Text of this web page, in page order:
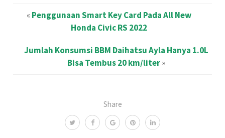
Share
«Penggunaan Smart Key Card Pada All New
Honda Civic RS 2022
Jumlah Konsumsi BBM Daihatsu Ayla Hanya 1.0L
Bisa Tembus 20 km/liter»